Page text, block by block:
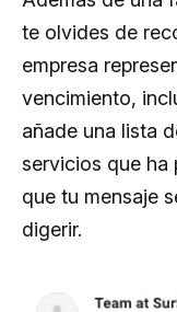
te olvides de
empresa
vencimiento,
añade una lista
servicios que ha
que tu mensaje
digerir.